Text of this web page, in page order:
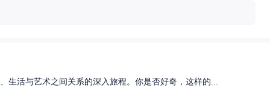
活与艺术之间关系的深入旅程。你是否好奇，这样的...